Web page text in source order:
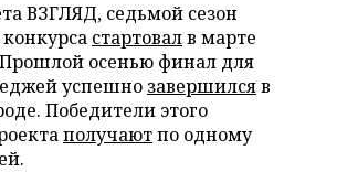
ВЗГЛЯД, седьмой сезон
конкурса стартовалв марте
Прошлой осенью финал для
успешно завершилсяв
Победители этого
получаютпо одному